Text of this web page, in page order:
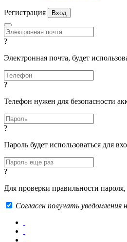
Регистрация Вход
?
Электронная почта, будет
?
Телефон нужен для безопасности
?
Пароль будет использоваться для
?
Для проверки правильности пароля,
Согласен получать